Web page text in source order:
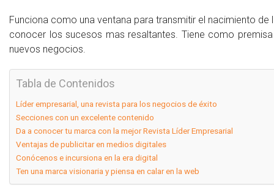
Funciona como una ventana para transmitir el nacimiento
conocer los sucesos mas resaltantes. Tiene como
nuevos negocios.
Tabla de Contenidos
Líder empresarial, una revista para los negocios de éxito
Secciones con un excelente contenido
Da a conocer tu marca con la mejor Revista Líder Empresarial
Ventajas de publicitar en medios digitales
Conócenos e incursiona en la era digital
Ten una marca visionaria y piensa en calar en la web